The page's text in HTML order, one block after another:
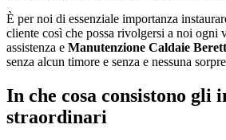
È per noi di essenziale importanza
cliente così che possa rivolgersi a noi ogni
assistenza e Manutenzione Caldaie
senza alcun timore e senza e nessuna
In che cosa consistono gli
straordinari